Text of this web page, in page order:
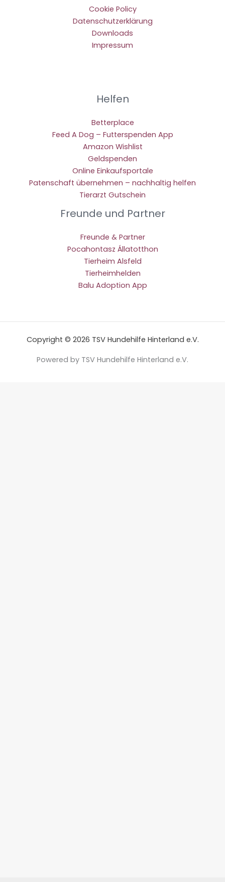
Cookie Policy
Datenschutzerklärung
Downloads
Impressum
Helfen
Betterplace
Feed A Dog – Futterspenden App
Amazon Wishlist
Geldspenden
Online Einkaufsportale
Patenschaft übernehmen – nachhaltig helfen
Tierarzt Gutschein
Freunde und Partner
Freunde & Partner
Pocahontasz Állatotthon
Tierheim Alsfeld
Tierheimhelden
Balu Adoption App
Copyright © 2026 TSV Hundehilfe Hinterland e.V.
Powered by TSV Hundehilfe Hinterland e.V.